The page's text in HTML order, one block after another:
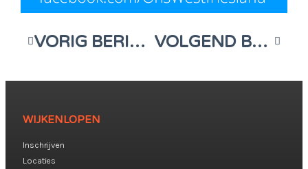
VORIG BERICHT VOLGEND BERICHT
WIJKENLOPEN
Inschrijven
Locaties